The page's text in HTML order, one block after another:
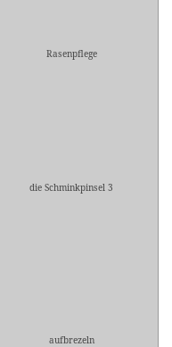
Rasenpflege
die Schminkpinsel 3
aufbrezeln